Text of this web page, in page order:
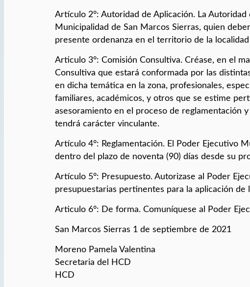
Artículo 2°: Autoridad de Aplicación. La
Municipalidad de San Marcos Sierras, quien
presente ordenanza en el territorio de la
Articulo 3°: Comisión Consultiva. Créase, en el
Consultiva que estará conformada por las
en dicha temática en la zona, profesionales,
familiares, académicos, y otros que se estime
asesoramiento en el proceso de reglamentación
tendrá carácter vinculante.
Artículo 4°: Reglamentación. El Poder Ejecutivo
dentro del plazo de noventa (90) días desde su
Artículo 5°: Presupuesto. Autorizase al Poder
presupuestarias pertinentes para la aplicación de
Articulo 6°: De forma. Comuníquese al Poder
San Marcos Sierras 1 de septiembre de 2021
Moreno Pamela
Secretaria del
HCD